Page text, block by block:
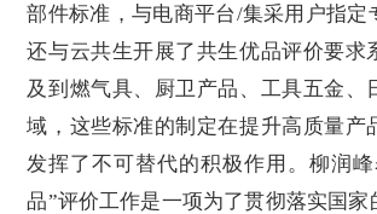
部件标准，与电商平台/集采用户指定
还与云共生开展了共生优品评价要求
及到燃气具、厨卫产品、工具五金、
域，这些标准的制定在提升高质量产
发挥了不可替代的积极作用。柳润
品”评价工作是一项为了贯彻落实国家